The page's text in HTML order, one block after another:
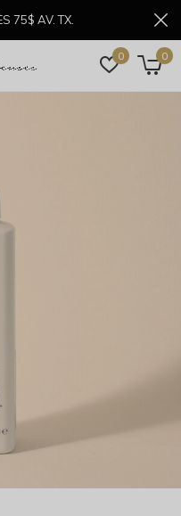
0 0
75$ AV. TX.